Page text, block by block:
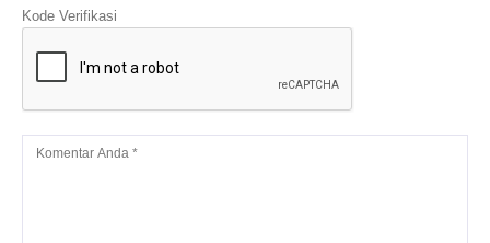
Kode Verifikasi